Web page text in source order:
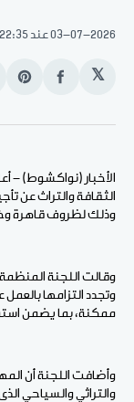
03-07-2026عند 22:35
𝕏
انشر
الفيسبوك
الأخبار (نواكشوط) -
الثقافة والتراث عن
وذلك لظروف قاهرة
وقالت اللجنة
وتجدد التزامها
ممكنة، بما يضمن
وأضافت اللجنة أن
والتراثي والسياحي